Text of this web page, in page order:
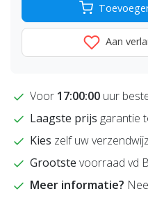
Aan
Voor 17:00:00 uur
Laagste prijs garantie
Kies zelf uw
Grootste voorraad vd
Meer informatie?